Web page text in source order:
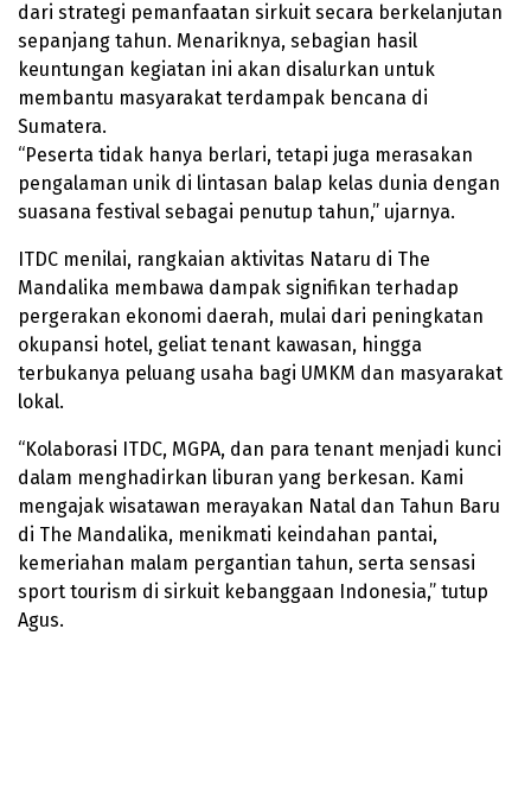
dari strategi pemanfaatan sirkuit secara berkelanjutan
sepanjang tahun. Menariknya, sebagian hasil
keuntungan kegiatan ini akan disalurkan untuk
membantu masyarakat terdampak bencana di
Sumatera.
“Peserta tidak hanya berlari, tetapi juga merasakan
pengalaman unik di lintasan balap kelas dunia dengan
suasana festival sebagai penutup tahun,” ujarnya.
ITDC menilai, rangkaian aktivitas Nataru di The
Mandalika membawa dampak signifikan terhadap
pergerakan ekonomi daerah, mulai dari peningkatan
okupansi hotel, geliat tenant kawasan, hingga
terbukanya peluang usaha bagi UMKM dan masyarakat
lokal.
“Kolaborasi ITDC, MGPA, dan para tenant menjadi kunci
dalam menghadirkan liburan yang berkesan. Kami
mengajak wisatawan merayakan Natal dan Tahun Baru
di The Mandalika, menikmati keindahan pantai,
kemeriahan malam pergantian tahun, serta sensasi
sport tourism di sirkuit kebanggaan Indonesia,” tutup
Agus.